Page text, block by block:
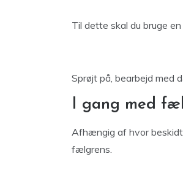
Til dette skal du bruge
Sprøjt på, bearbejd med
I gang med
Afhængig af hvor
fælgrens.